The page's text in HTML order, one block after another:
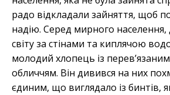
радо відкладали зайняття, щоб
надію. Серед мирного населення,
світу за стінами та киплячою
молодий хлопець із
обличчям. Він дивився на них
єдиним, що виглядало із бинтів,